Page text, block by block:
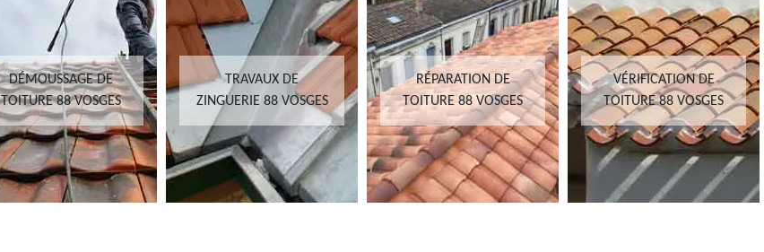
DÉMOUSSAGE DE
TOITURE 88 VOSGES
TRAVAUX DE
ZINGUERIE 88 VOSGES
RÉPARATION DE
TOITURE 88 VOSGES
VÉRIFICATION DE
TOITURE 88 VOSGES